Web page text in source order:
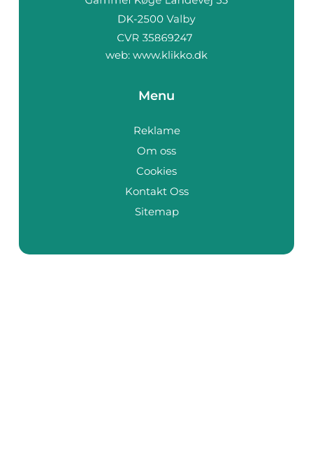
web: www.klikko.dk
Menu
Reklame
Om oss
Cookies
Kontakt Oss
Sitemap